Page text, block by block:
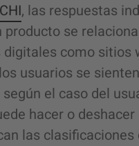
, las respuestas
se
como sitios
usuarios se
el caso del
hacer o
las clasificaciones